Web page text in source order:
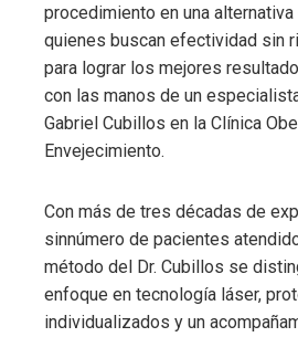
procedimiento en una
quienes buscan efectividad sin
para lograr los mejores
con las manos de un
Gabriel Cubillos en la Clínica
Envejecimiento.
Con más de tres décadas de
sinnúmero de pacientes
método del Dr. Cubillos se
enfoque en tecnología láser,
individualizados y un